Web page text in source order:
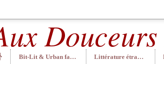
Bit-Lit & Urban fantasy Littérature étrangère